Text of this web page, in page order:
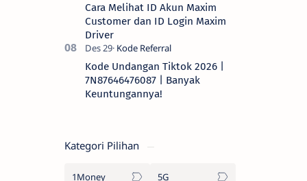
Cara Melihat ID Akun Maxim
Customer dan ID Login Maxim
Driver
Kode Undangan Tiktok 2026 |
7N87646476087 | Banyak
Keuntungannya!
Kategori Pilihan
1Money 5G